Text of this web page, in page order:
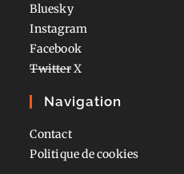
Bluesky
Instagram
Facebook
TwitterX
Navigation
Contact
Politique de cookies